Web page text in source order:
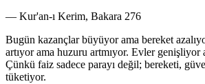
— Kur'an-ı Kerim, Bakara 276
Bugün kazançlar büyüyor ama bereket
artıyor ama huzuru artmıyor. Evler genişliyor
Çünkü faiz sadece parayı değil; bereketi,
tüketiyor.